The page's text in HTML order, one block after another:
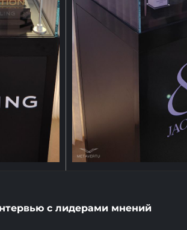
с лидерами мнений